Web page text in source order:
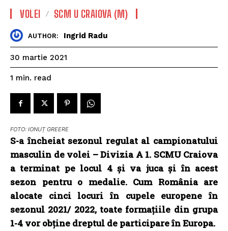
VOLEI SCM U CRAIOVA (M)
AUTHOR: Ingrid Radu
30 martie 2021
1 min. read
FOTO: IONUȚ GREERE
S-a încheiat sezonul regulat al campionatului
masculin de volei – Divizia A 1. SCMU Craiova
a terminat pe locul 4 și va juca și în acest
sezon pentru o medalie. Cum România are
alocate cinci locuri în cupele europene în
sezonul 2021/ 2022, toate formațiile din grupa
1-4 vor obține dreptul de participare în Europa.